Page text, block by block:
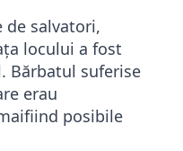
salvatori,
locului a fost
Bărbatul suferise
erau
posibile